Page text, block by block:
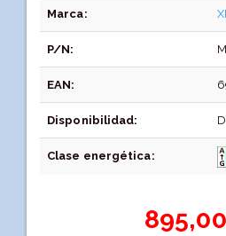
Marca:
P/N:
EAN:
Disponibilidad:
Clase energética: